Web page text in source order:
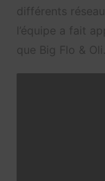
différents
l’équipe a fait
que Big Flo & Oli.